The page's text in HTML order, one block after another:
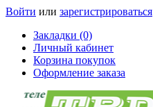
Войти или зарегистрироваться
Закладки (0)
Личный кабинет
Корзина покупок
Оформление заказа